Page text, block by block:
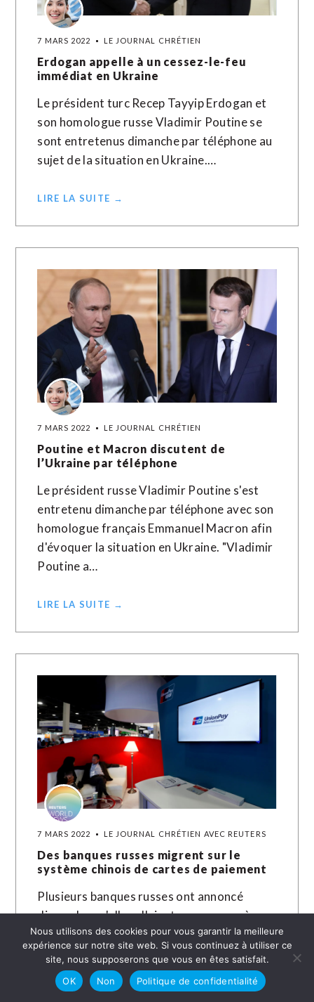
7 MARS 2022 LE JOURNAL CHRÉTIEN
Erdogan appelle à un cessez-le-feu
immédiat en Ukraine
Le président turc Recep Tayyip Erdogan et
son homologue russe Vladimir Poutine se
sont entretenus dimanche par téléphone au
sujet de la situation en Ukraine.…
LIRE LA SUITE →
7 MARS 2022 LE JOURNAL CHRÉTIEN
Poutine et Macron discutent de
l’Ukraine par téléphone
Le président russe Vladimir Poutine s'est
entretenu dimanche par téléphone avec son
homologue français Emmanuel Macron afin
d'évoquer la situation en Ukraine. "Vladimir
Poutine a…
LIRE LA SUITE →
7 MARS 2022 LE JOURNAL CHRÉTIEN AVEC REUTERS
Des banques russes migrent sur le
système chinois de cartes de paiement
Plusieurs banques russes ont annoncé
dimanche qu'elles allaient commencer à
émettre prochainement des cartes de
paiement utilisant le système chinois de
cartes UnionPay couplé au…
Nous utilisons des cookies pour vous garantir la meilleure
expérience sur notre site web. Si vous continuez à utiliser ce
site, nous supposerons que vous en êtes satisfait.
OK
Non Politique de confidentialité